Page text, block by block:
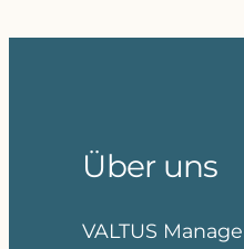
Über uns
VALTUS